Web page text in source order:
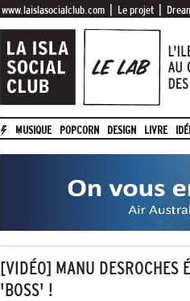
www.laislasocialclub.com Le projet
MUSIQUE POPCORN DESIGN LIVRE
[VIDÉO] MANU DESROCHES
'BOSS' !